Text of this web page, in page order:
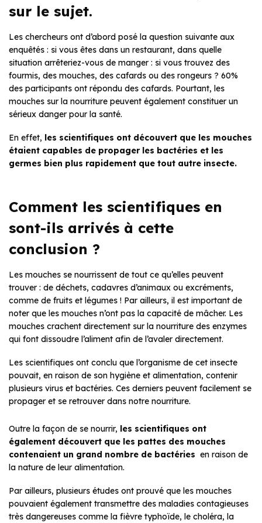
sur le sujet.
Les chercheurs ont d’abord posé la question suivante aux
enquêtés : si vous êtes dans un restaurant, dans quelle
situation arrêteriez-vous de manger : si vous trouvez des
fourmis, des mouches, des cafards ou des rongeurs ? 60%
des participants ont répondu des cafards. Pourtant, les
mouches sur la nourriture peuvent également constituer un
sérieux danger pour la santé.
En effet, les scientifiques ont découvert que les mouches
étaient capables de propager les bactéries et les
germes bien plus rapidement que tout autre insecte.
Comment les scientifiques en
sont-ils arrivés à cette
conclusion ?
Les mouches se nourrissent de tout ce qu’elles peuvent
trouver : de déchets, cadavres d’animaux ou excréments,
comme de fruits et légumes ! Par ailleurs, il est important de
noter que les mouches n’ont pas la capacité de mâcher. Les
mouches crachent directement sur la nourriture des enzymes
qui font dissoudre l’aliment afin de l’avaler directement.
Les scientifiques ont conclu que l’organisme de cet insecte
pouvait, en raison de son hygiène et alimentation, contenir
plusieurs virus et bactéries. Ces derniers peuvent facilement se
propager et se retrouver dans notre nourriture.
Outre la façon de se nourrir, les scientifiques ont
également découvert que les pattes des mouches
contenaient un grand nombre de bactéries en raison de
la nature de leur alimentation.
Par ailleurs, plusieurs études ont prouvé que les mouches
pouvaient également transmettre des maladies contagieuses
très dangereuses comme la fièvre typhoïde, le choléra, la